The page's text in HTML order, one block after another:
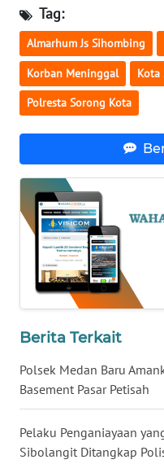
Tag:
Almarhum Js Sihombing
Korban Meninggal Kota
Polresta Sorong Kota
Berita Terkait
Polsek Medan Baru
Basement Pasar Petisah
Pelaku Penganiayaan
Sibolangit Ditangkap
WN
NUSANTARA
WN
JOGJA
WN
BALI
WN
KALBAR
WN
WN
KALTARA
WN